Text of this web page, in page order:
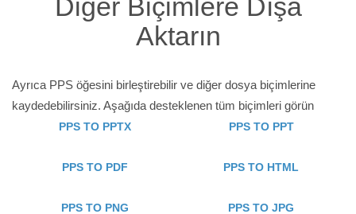
Diğer Biçimlere Dışa
Aktarın
Ayrıca PPS öğesini birleştirebilir ve diğer dosya biçimlerine
kaydedebilirsiniz. Aşağıda desteklenen tüm biçimleri görün
PPS TO PPTX PPS TO PPT
PPS TO PDF PPS TO HTML
PPS TO PNG PPS TO JPG